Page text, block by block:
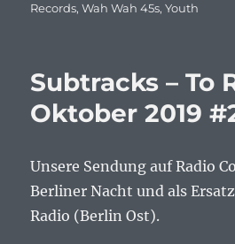
Records,Wah Wah 45s,Youth
Subtracks – To
Oktober 2019
Unsere Sendung auf Radio
Berliner Nacht und als
Radio (Berlin Ost).